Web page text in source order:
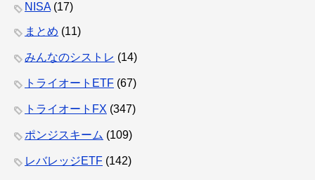
NISA(17)
まとめ (11)
みんなのシストレ (14)
トライオートETF (67)
トライオートFX (347)
ポンジスキーム (109)
レバレッジETF (142)